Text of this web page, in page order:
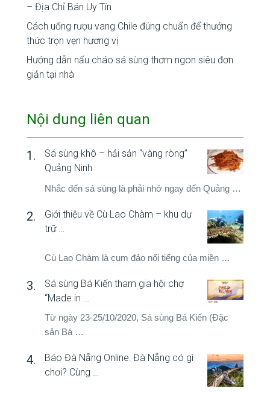
– Địa Chỉ Bán Uy Tín
Cách uống rượu vang Chile đúng chuẩn để thưởng
thức trọn vẹn hương vị
Hướng dẫn nấu cháo sá sùng thơm ngon siêu đơn
giản tại nhà
Nội dung liên quan
Sá sùng khô – hải sản “vàng ròng”
Quảng Ninh
Nhắc đến sá sùng là phải nhớ ngay đến Quảng …
Giới thiệu về Cù Lao Chàm – khu dự
trữ …
Cù Lao Chàm là cụm đảo nổi tiếng của miền …
Sá sùng Bá Kiến tham gia hội chợ
“Made in …
Từ ngày 23-25/10/2020, Sá sùng Bá Kiến (Đặc
sản Bá …
Báo Đà Nẵng Online: Đà Nẵng có gì
chơi? Cùng …